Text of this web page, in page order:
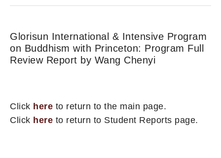
Glorisun International & Intensive Program
on Buddhism with Princeton: Program Full
Review Report by Wang Chenyi
Click here to return to the main page.
Click here to return to Student Reports page.